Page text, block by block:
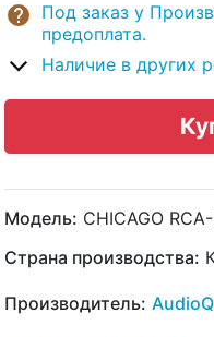
Под заказ у
предоплата.
Наличие в других
Модель: CHICAGO
Страна производства:
Производитель: